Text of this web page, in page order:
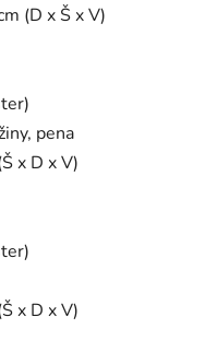
(D x Š x V)
pena
x D x V)
x D x V)